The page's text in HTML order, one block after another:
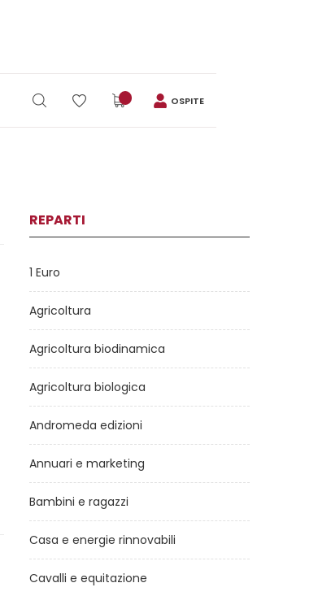
OSPITE
REPARTI
1 Euro
Agricoltura
Agricoltura biodinamica
Agricoltura biologica
Andromeda edizioni
Annuari e marketing
Bambini e ragazzi
Casa e energie rinnovabili
Cavalli e equitazione